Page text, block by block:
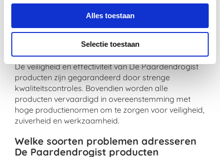
Alles toestaan
Selectie toestaan
maximale gezondheidsvoordelen te bieden.
veiligheid en effectiviteit van zijn
De veiligheid en effectiviteit van De Paardendrogist
producten zijn gegarandeerd door strenge
kwaliteitscontroles. Bovendien worden alle
producten vervaardigd in overeenstemming met
hoge productienormen om te zorgen voor veiligheid,
zuiverheid en werkzaamheid.
Welke soorten problemen adresseren
De Paardendrogist producten